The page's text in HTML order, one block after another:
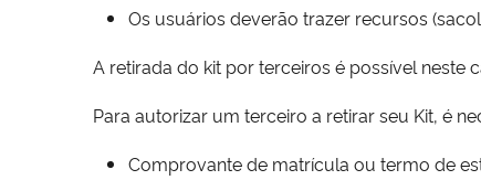
Os usuários deverão trazer recursos
A retirada do kit por terceiros é possível neste
Para autorizar um terceiro a retirar seu Kit, é
Comprovante de matrícula ou termo de